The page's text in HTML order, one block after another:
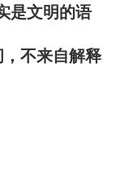
是文明的语
不来自解释